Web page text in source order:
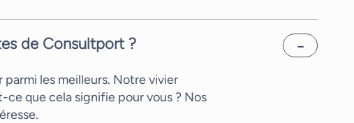
de Consultport ?
les meilleurs. Notre vivier
que cela signifie pour vous ? Nos